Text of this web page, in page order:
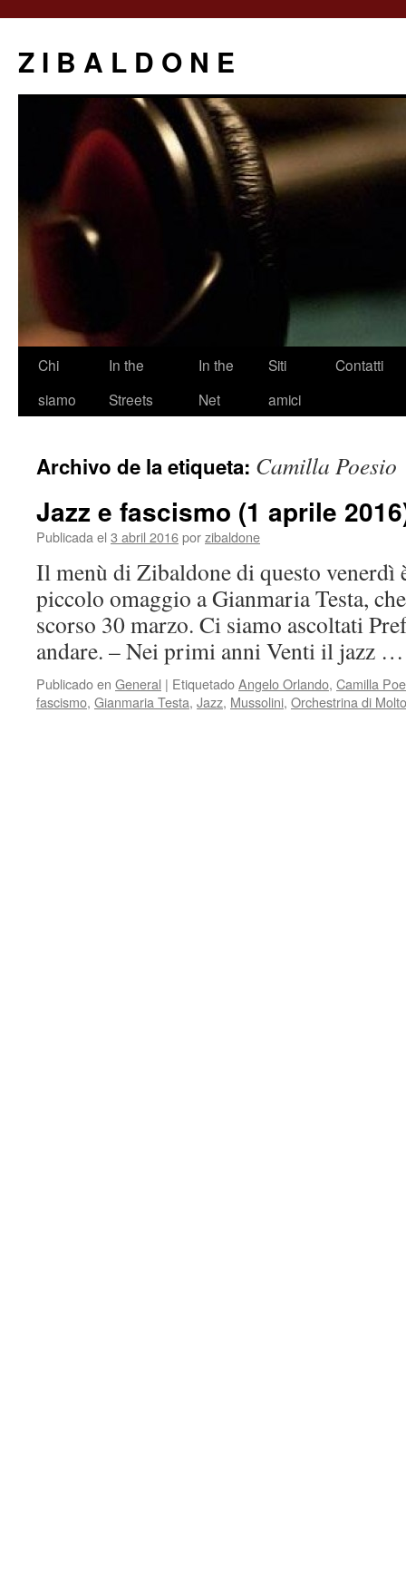
Z I B A L D O N E
Saltar
Chi
siamo
In the
Streets
In the
Net
Siti
amici
Contatti
Archivo de la etiqueta: Camilla Poesio
Jazz e fascismo (1 aprile
Publicada el 3 abril 2016porzibaldone
Il menù di Zibaldone di questo venerdì
piccolo omaggio a Gianmaria Testa,
scorso 30 marzo. Ci siamo ascoltati
andare. – Nei primi anni Venti il jazz
Publicado en General | EtiquetadoAngelo Orlando, Camilla
fascismo, Gianmaria Testa, Jazz, Mussolini, Orchestrina di